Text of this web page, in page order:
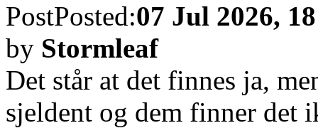
PostPosted:07 Jul 2026,
by Stormleaf
Det står at det finnes ja,
sjeldent og dem finner det